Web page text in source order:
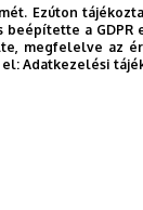
Ezúton
a GDPR
megfelelve az
el:Adatkezelési